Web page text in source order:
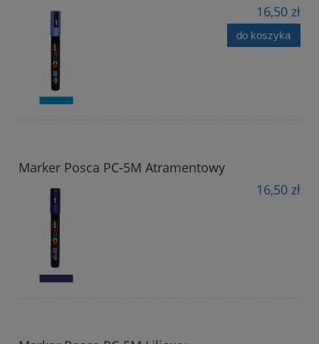
16,50 zł
do koszyka
Marker Posca PC-5M Atramentowy
16,50 zł